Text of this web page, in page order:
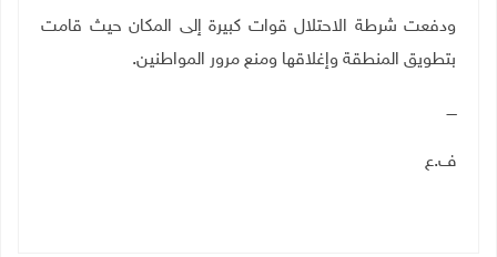
ودفعت شرطة الاحتلال قوات كبيرة إلى المكان حيث قامت
بتطويق المنطقة وإغلاقها ومنع مرور المواطنين.
ــــ
ف.ع